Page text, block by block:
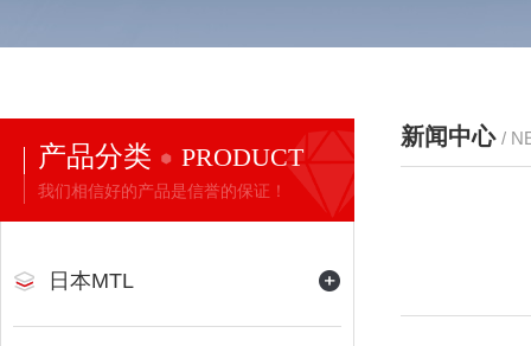
产品分类 PRODUCT
我们相信好的产品是信誉的保证！
日本MTL
新闻中心 /